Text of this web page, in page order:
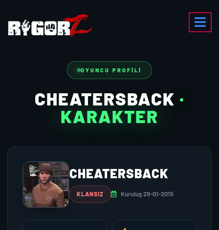
OYUNCU PROFILI
CHEATERSBACK ·
KARAKTER
CHEATERSBACK
KLANSIZ Kuruluş 29-01-2015